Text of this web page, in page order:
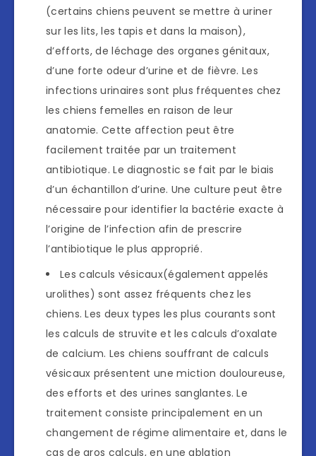
(certains chiens peuvent se mettre à uriner
sur les lits, les tapis et dans la maison),
d’efforts, de léchage des organes génitaux,
d’une forte odeur d’urine et de fièvre. Les
infections urinaires sont plus fréquentes chez
les chiens femelles en raison de leur
anatomie. Cette affection peut être
facilement traitée par un traitement
antibiotique. Le diagnostic se fait par le biais
d’un échantillon d’urine. Une culture peut être
nécessaire pour identifier la bactérie exacte à
l’origine de l’infection afin de prescrire
l’antibiotique le plus approprié.
Les calculs vésicaux(également appelés
urolithes) sont assez fréquents chez les
chiens. Les deux types les plus courants sont
les calculs de struvite et les calculs d’oxalate
de calcium. Les chiens souffrant de calculs
vésicaux présentent une miction douloureuse,
des efforts et des urines sanglantes. Le
traitement consiste principalement en un
changement de régime alimentaire et, dans le
cas de gros calculs, en une ablation